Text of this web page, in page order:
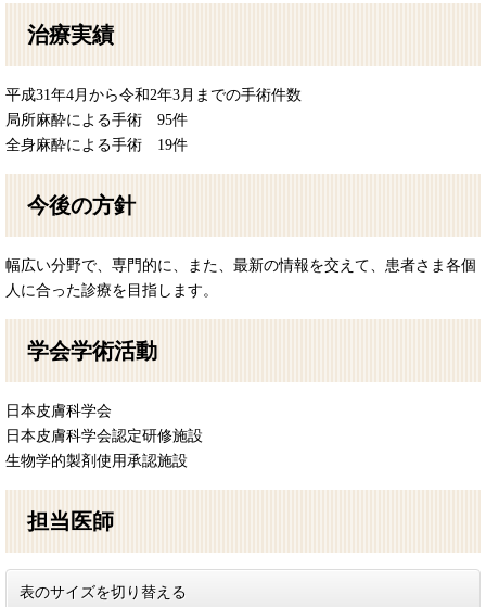
治療実績
平成31年4月から令和2年3月までの手術件数
局所麻酔による手術 95件
全身麻酔による手術 19件
今後の方針
幅広い分野で、専門的に、また、最新の情報を交えて、患者さま各個
人に合った診療を目指します。
学会学術活動
日本皮膚科学会
日本皮膚科学会認定研修施設
生物学的製剤使用承認施設
担当医師
表のサイズを切り替える